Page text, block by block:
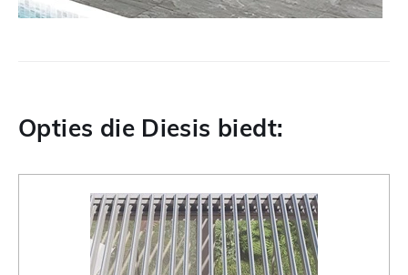
Opties die Diesis biedt: